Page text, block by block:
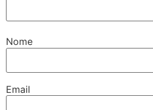
Nome
Email